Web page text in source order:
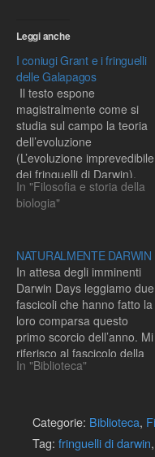
Leggi anche
I coniugi Grant e i fringuelli
delle Galapagos
Il testo espone
magistralmente come si
studia sul campo la teoria
dell’evoluzione
(L’evoluzione imprevedibile
dei fringuelli di Darwin).
Anni e anni di lavoro
paziente, elaborazioni,
eventualmente confutare le
leggi che governano
l’evoluzione degli organismi
proseguendo idealmente
gli studi sui fringuelli iniziati
da…
In "Filosofia e storia della
biologia"
NATURALMENTE DARWIN
In attesa degli imminenti
Darwin Days leggiamo due
fascicoli che hanno fatto la
loro comparsa questo
primo scorcio dell’anno. Mi
riferisco al fascicolo della
rivista dell’ANISN,
anno della rivista DARWIN.
Su NATURALMENTE
proseguono le interviste a
In "Biblioteca"
Categorie: Biblioteca,
Tag: fringuelli di darwin,